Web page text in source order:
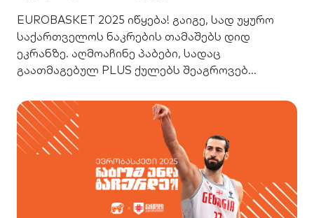
EUROBASKET 2025 იწყება! გაიგე, სად უყურო
საქართველოს ნაკრების თამაშებს დიდ
ეკრანზე. აღმოაჩინე პაბები, სადაც
გაათმაგებულ PLUS ქულებს შეაგროვებ